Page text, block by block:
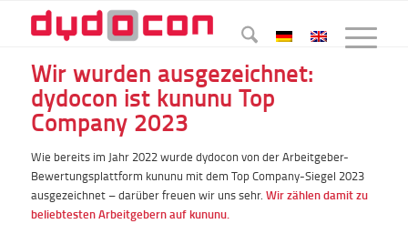
Wir wurden ausgezeichnet:
dydocon ist kununu Top
Company 2023
Wie bereits im Jahr 2022 wurde dydocon von der Arbeitgeber-
Bewertungsplattform kununu mit dem Top Company-Siegel 2023
ausgezeichnet – darüber freuen wir uns sehr. Wir zählen damit zu
beliebtesten Arbeitgebern auf kununu.